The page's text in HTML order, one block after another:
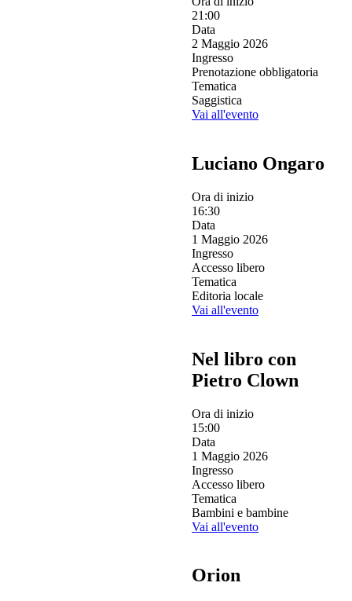
21:00
Data
2 Maggio 2026
Ingresso
Prenotazione obbligatoria
Tematica
Saggistica
Vai all'evento
Luciano Ongaro
Ora di inizio
16:30
Data
1 Maggio 2026
Ingresso
Accesso libero
Tematica
Editoria locale
Vai all'evento
Nel libro con
Pietro Clown
Ora di inizio
15:00
Data
1 Maggio 2026
Ingresso
Accesso libero
Tematica
Bambini e bambine
Vai all'evento
Orion